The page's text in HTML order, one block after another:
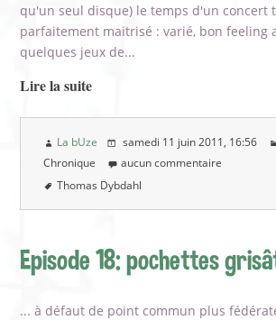
qu'un seul disque) le temps d'un concert
parfaitement maitrisé : varié, bon feeling
quelques jeux de...
Lire la suite
La bUze samedi 11 juin 2011 , 16:56
Chronique
aucun commentaire
Thomas Dybdahl
Episode 18: pochettes
... à défaut de point commun plus